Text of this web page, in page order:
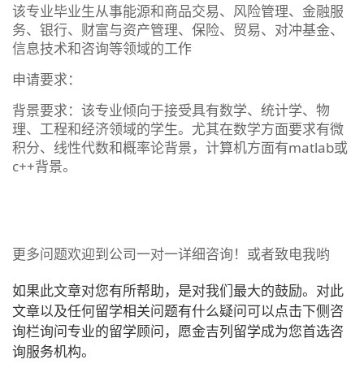
该专业毕业生从事能源和商品交易、风险管理、金融服
务、银行、财富与资产管理、保险、贸易、对冲基金、
信息技术和咨询等领域的工作
申请要求：
背景要求：该专业倾向于接受具有数学、统计学、物
理、工程和经济领域的学生。尤其在数学方面要求有微
积分、线性代数和概率论背景，计算机方面有matlab或
c++背景。
更多问题欢迎到公司一对一详细咨询！或者致电我哟
如果此文章对您有所帮助，是对我们最大的鼓励。对此
文章以及任何留学相关问题有什么疑问可以点击下侧咨
询栏询问专业的留学顾问，愿金吉列留学成为您首选咨
询服务机构。